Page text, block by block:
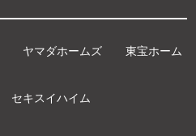
ヤマダホームズ 東宝ホーム
セキスイハイム